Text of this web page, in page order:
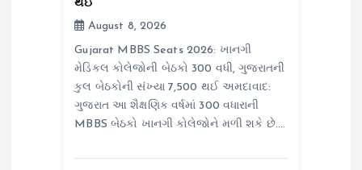
થઈ
August 8, 2026
Gujarat MBBS Seats 2026: ખાનગી
મેડિકલ કોલેજોની બેઠકો 300 વધી, ગુજરાતની
કુલ બેઠકોની સંખ્યા 7,500 થઈ અમદાવાદ:
ગુજરાત આ શૈક્ષણિક વર્ષમાં 300 વધારાની
MBBS બેઠકો ખાનગી કોલેજોને મળી શકે છે.…